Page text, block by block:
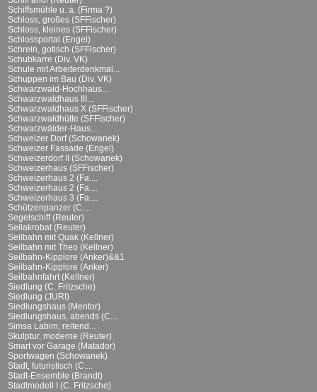
Schiffsmühle u. a. (Firma ?)
Schloss, großes (SFFischer)
Schloss, kleines (SFFischer)
Schlossportal (Engel)
Schrein, gotisch (SFFischer)
Schubkarre (Div. VK)
Schule mit Arbeiterdenkmal...
Schuppen im Bau (Div. VK)
Schwarzwald-Hochhaus...
Schwarzwaldhaus III...
Schwarzwaldhaus X (SFFischer)
Schwarzwaldhütte (SFFischer)
Schwarzwälder-Haus...
Schweizer Dorf (Schowanek)
Schweizer Fassade (Engel)
Schweizerdorf II (Schowanek)
Schweizerhaus (SFFischer)
Schweizerhaus 2 (Fa....
Schweizerhaus 2 (Fa....
Schweizerhaus 3 (Fa....
Schützenpanzer (C....
Segelschiff (Reuter)
Seilakrobat (Reuter)
Seilbahn mit Quak (Kellner)
Seilbahn mit Theo (Kellner)
Seilbahn-Kipplore (Anker)&&1
Seilbahn-Kipplore (Anker)
Seilbahnfahrt (Kellner)
Siedlung (C. Fritzsche)
Siedlung (JURI)
Siedlungshaus (Mentor)
Siedlungshaus, abends (C....
Simsa Labim, reitend...
Skulptur, moderne (Reuter)
Smart vor Garage (Matador)
Sportwagen (Schowanek)
Stadt, futuristisch (C....
Stadt-Ensemble (Brandt)
Stadtmodell I (C. Fritzsche)